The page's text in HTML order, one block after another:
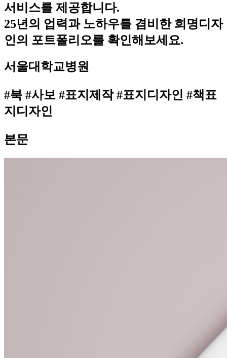
서비스를 제공합니다.
25년의 업력과 노하우를 겸비한 희명디자
인의 포트폴리오를 확인해보세요.
서울대학교병원
#북 #사보 #표지제작 #표지디자인 #책표
지디자인
본문